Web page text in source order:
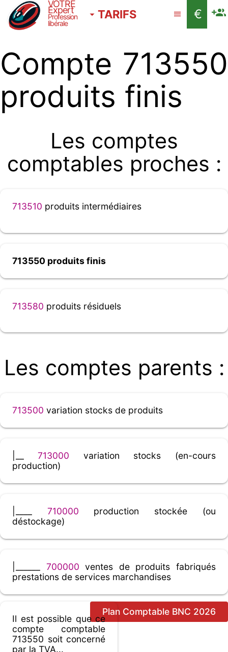
VOTRE
Expert
Profession
libérale
TARIFS €
Compte 713550
produits finis
Les comptes
comptables proches :
713510 produits intermédiaires
713550 produits finis
713580 produits résiduels
Les comptes parents :
713500 variation stocks de produits
|__713000 variation stocks (en-cours
production)
710000 production stockée (ou
déstockage)
700000 ventes de produits fabriqués
prestations de services marchandises
Plan Comptable BNC 2026
Il est possible que ce
compte comptable
713550 soit concerné
par la TVA...